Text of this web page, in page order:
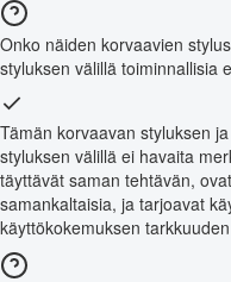
Onko näiden korvaavien
styluksen välillä toiminnallisia
Tämän korvaavan styluksen
styluksen välillä ei havaita
täyttävät saman tehtävän,
samankaltaisia, ja tarjoavat
käyttökokemuksen